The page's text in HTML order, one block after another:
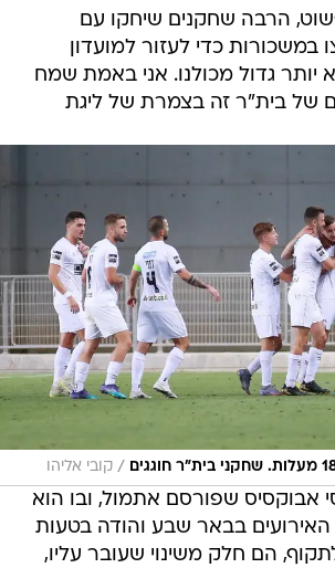
הרבה שחקנים שיחקו עם
במשכורות כדי לעזור למועדון
יותר גדול מכולנו. אני באמת שמח
של בית"ר זה בצמרת של ליגת
/ קובי אליהו
אבוקסיס שפורסם אתמול, ובו הוא
בבאר שבע והודה בטעות
הם חלק משינוי שעובר עליו,